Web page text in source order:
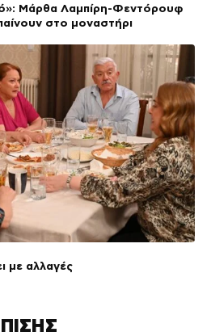
Μάρθα Λαμπίρη-Φεντόρουφ
στο μοναστήρι
με αλλαγές